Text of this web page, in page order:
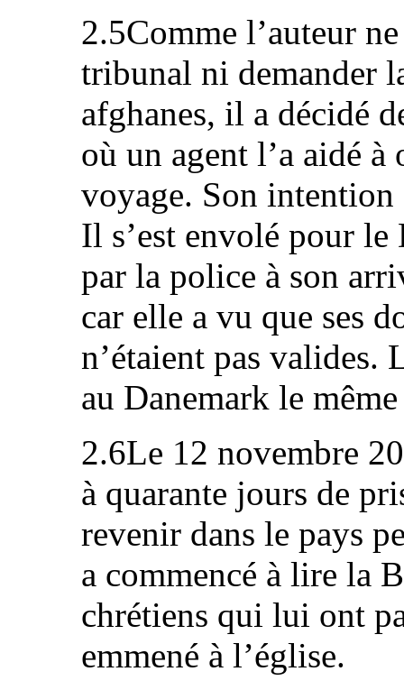
2.5Comme l’auteur
tribunal ni demander
afghanes, il a décidé
où un agent l’a aidé
voyage. Son intention
Il s’est envolé pour le
par la police à son
car elle a vu que ses
n’étaient pas valides.
au Danemark le
2.6Le 12 novembre
à quarante jours de
revenir dans le pays
a commencé à lire la
chrétiens qui lui ont
emmené à l’église.